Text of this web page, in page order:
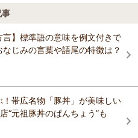
ル
マム
Hotel
Munin Furano)
ム
Hotel
スタ富良野ヒルズ(ドーミー
本年度の営業は5月から「アスパ
ト ※夏はふらのメロン食べ放題を
すめの観光スポットガイドを見る
事
言】標準語の意味を例文付きで
じみの言葉や語尾の特徴は？
！帯広名物「豚丼」が美味しい
“元祖豚丼のぱんちょう”も